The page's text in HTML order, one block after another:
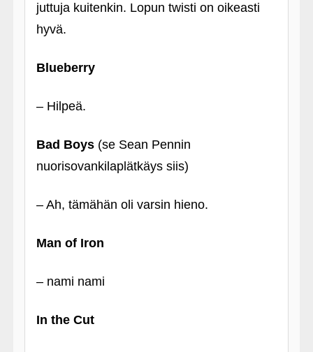
juttuja kuitenkin. Lopun twisti on oikeasti
hyvä.
Blueberry
– Hilpeä.
Bad Boys (se Sean Pennin
nuorisovankilaplätkäys siis)
– Ah, tämähän oli varsin hieno.
Man of Iron
– nami nami
In the Cut